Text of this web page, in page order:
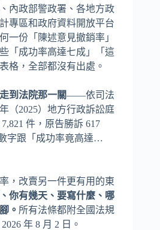
內政部警政署、各地方政
專區和政府資料開放平台
一份「陳述意見撤銷率」
「成功率高達七成」「這
格，全部都沒有出處。
走到法院那一關——依司法
（2025）地方行政訴訟庭
件，原告勝訴 617
字跟「成功率竟高達…
，改賣另一件更有用的東
你有幾天、要寫什麼、哪
。 所有法條都附全國法規
年 8 月 2 日。